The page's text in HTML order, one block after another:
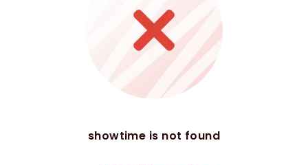
showtime is not found